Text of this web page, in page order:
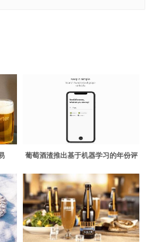
葡萄酒渣推出基于机器学习的年份评